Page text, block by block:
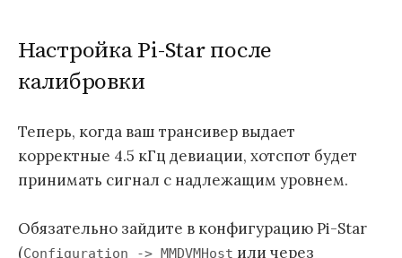
Настройка Pi-Star после
калибровки
Теперь, когда ваш трансивер выдает
корректные 4.5 кГц девиации, хотспот будет
принимать сигнал с надлежащим уровнем.
Обязательно зайдите в конфигурацию Pi-Star
(Configuration -> MMDVMHost или через